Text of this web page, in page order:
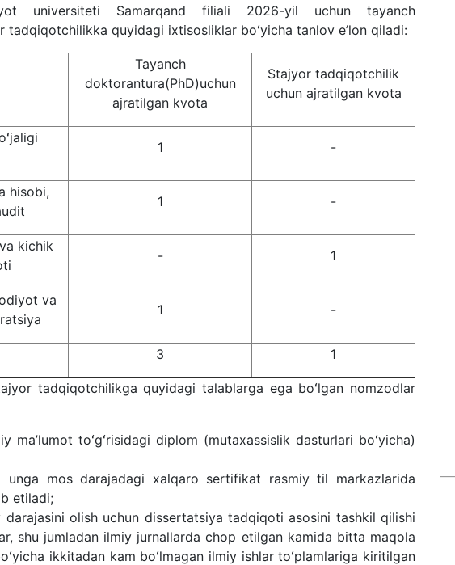
universiteti Samarqand filiali 2026-yil uchun tayanch
tadqiqotchilikka quyidagi ixtisosliklar boʻyicha tanlov e’lon qiladi:
Tayanch
doktorantura(PhD)uchun
ajratilgan kvota
Stajyor tadqiqotchilik
uchun ajratilgan kvota
jaligi
1 -
hisobi,
1 -
kichik
- 1
va
1 -
3 1
tadqiqotchilikga quyidagi talablarga ega boʻlgan nomzodlar
ma’lumot toʻgʻrisidagi diplom (mutaxassislik dasturlari boʻyicha)
mos darajadagi xalqaro sertifikat rasmiy til markazlarida
etiladi;
olish uchun dissertatsiya tadqiqoti asosini tashkil qilishi
shu jumladan ilmiy jurnallarda chop etilgan kamida bitta maqola
oʻyicha ikkitadan kam boʻlmagan ilmiy ishlar toʻplamlariga kiritilgan